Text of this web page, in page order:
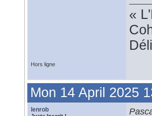
«
Hors ligne
Mon 14 April 2025
lenrob